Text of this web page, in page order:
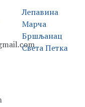
Лепавина
Марча
Бршљанац
Света Петка